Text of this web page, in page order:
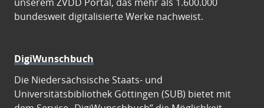
bundesweit digitalisierte Werke nachweist.
DigiWunschbuch
Die Niedersächsische Staats- und
Universitätsbibliothek Göttingen (SUB) bietet mit